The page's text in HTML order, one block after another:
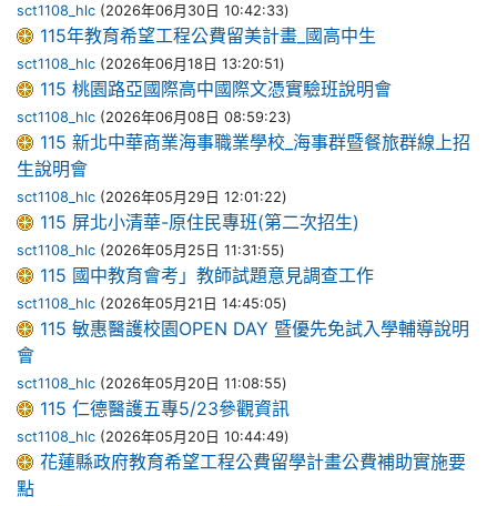
sct1108_hlc (2026年06月30日 10:42:33)
115年教育希望工程公費留美計畫_國高中生
sct1108_hlc (2026年06月18日 13:20:51)
115 桃園路亞國際高中國際文憑實驗班說明會
sct1108_hlc (2026年06月08日 08:59:23)
115 新北中華商業海事職業學校_海事群暨餐旅群線上招
生說明會
sct1108_hlc (2026年05月29日 12:01:22)
115 屏北小清華-原住民專班(第二次招生)
sct1108_hlc (2026年05月25日 11:31:55)
115 國中教育會考」教師試題意見調查工作
sct1108_hlc (2026年05月21日 14:45:05)
115 敏惠醫護校園OPEN DAY 暨優先免試入學輔導說明
會
sct1108_hlc (2026年05月20日 11:08:55)
115 仁德醫護五專5/23參觀資訊
sct1108_hlc (2026年05月20日 10:44:49)
花蓮縣政府教育希望工程公費留學計畫公費補助實施要
點